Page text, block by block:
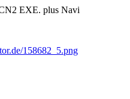
EXE. plus Navi
158682_5.png